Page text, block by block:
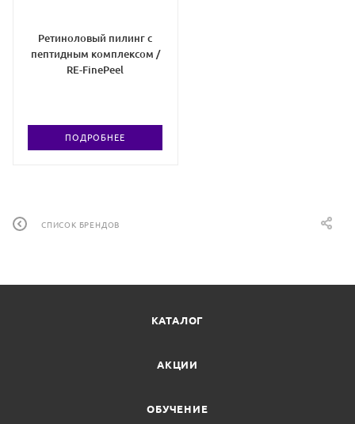
Ретиноловый пилинг с
пептидным комплексом /
RE-FinePeel
ПОДРОБНЕЕ
СПИСОК БРЕНДОВ
КАТАЛОГ
АКЦИИ
ОБУЧЕНИЕ